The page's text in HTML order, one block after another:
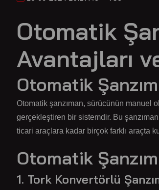
Otomatik
Avantajları
Otomatik
Otomatik şanzıman, sürücünün manuel
gerçekleştiren bir sistemdir. Bu
ticari araçlara kadar birçok farklı araçta
Otomatik
1. Tork Konvertörlü